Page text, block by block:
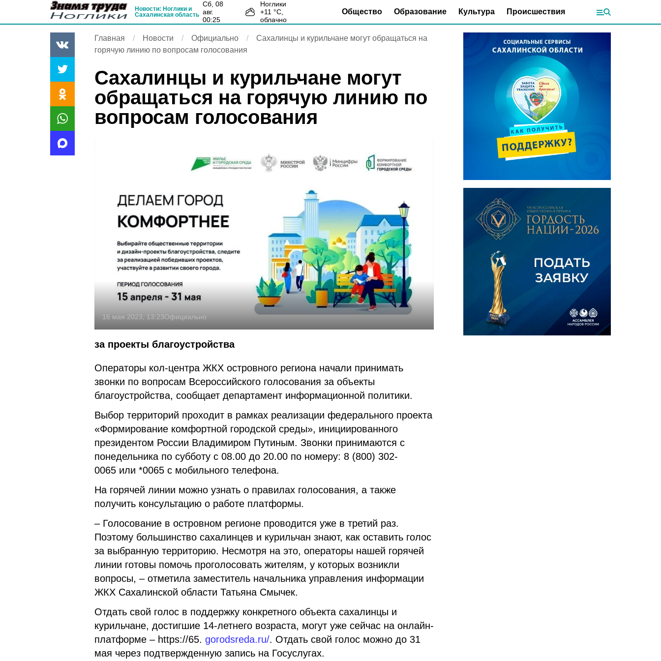
Новости: Ноглики и
Сахалинская область
сб, 08
авг.
00:25
Ноглики
+11 °С,
облачно
Общество Образование Культура Происшествия
Главная Новости Официально
Сахалинцы и курильчане могут обращаться на
горячую линию по вопросам голосования
Сахалинцы и курильчане могут
обращаться на горячую линию по
вопросам голосования
16 мая 2023, 13:23Официально
за проекты благоустройства
Операторы кол-центра ЖКХ островного региона начали принимать
звонки по вопросам Всероссийского голосования за объекты
благоустройства, сообщает департамент информационной политики.
Выбор территорий проходит в рамках реализации федерального проекта
«Формирование комфортной городской среды», инициированного
президентом России Владимиром Путиным. Звонки принимаются с
понедельника по субботу с 08.00 до 20.00 по номеру: 8 (800) 302-
0065 или *0065 с мобильного телефона.
На горячей линии можно узнать о правилах голосования, а также
получить консультацию о работе платформы.
– Голосование в островном регионе проводится уже в третий раз.
Поэтому большинство сахалинцев и курильчан знают, как оставить голос
за выбранную территорию. Несмотря на это, операторы нашей горячей
линии готовы помочь проголосовать жителям, у которых возникли
вопросы, – отметила заместитель начальника управления информации
ЖКХ Сахалинской области Татьяна Смычек.
Отдать свой голос в поддержку конкретного объекта сахалинцы и
курильчане, достигшие 14-летнего возраста, могут уже сейчас на онлайн-
платформе – https://65. gorodsreda.ru/. Отдать свой голос можно до 31
мая через подтвержденную запись на Госуслугах.